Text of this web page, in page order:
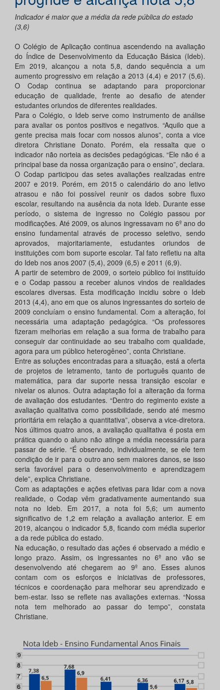
Indicador é maior que a média da rede pública do estado
(3,6)
O Colégio de Aplicação continua ascendendo na avaliação
do Índice de Desenvolvimento da Educação Básica (Ideb).
Em 2019, alcançou a nota 5,8, dando sequência a um
aumento progressivo em relação a 2013 (4,4) e 2017 (5,6).
O Codap continua se adaptando para proporcionar
educação de qualidade, frente ao desafio de atender
estudantes oriundos de diferentes realidades.
Para o Colégio, o Ideb serve como instrumento de análise
para avaliar os pontos positivos e negativos. “Aquilo que a
gente precisa mais focar com nossos alunos”, conta a vice
diretora Christiane Donato. Porém, ela ressalta que o
indicador não norteia as decisões pedagógicas. “Ele não é a
principal base da nossa organização para o ensino”, declara.
O Codap participou das setes avaliações realizadas entre
2007 e 2019. Porém, em 2015 o calendário do ano letivo
atrasou e não foi possível reunir os dados sobre fluxo
escolar, resultando na ausência da nota Ideb. Durante esse
período, o sistema de ingresso no Colégio passou por
modificações. Até 2009, os alunos ingressavam no 6º ano do
ensino fundamental através de processo seletivo, sendo
aprovados, majoritariamente, estudantes oriundos de
instituições com bom suporte escolar. Tal fato refletiu na alta
do Ideb nos anos 2007 (5,4), 2009 (6,5) e 2011 (6,9).
A partir de setembro de 2009, o sorteio público foi instituído
e o Codap passou a receber alunos vindos de realidades
escolares diversas. Esta modificação incidiu sobre o Ideb
2013 (4,4), ano em que os alunos ingressantes do sorteio de
2009 concluíam o ensino fundamental. Com a alteração, foi
necessária uma adaptação pedagógica. “Os professores
fizeram melhorias em relação a sua forma de trabalho para
conseguir dar continuidade ao seu trabalho com qualidade,
agora para um público heterogêneo”, conta Christiane.
Entre as soluções encontradas para a situação, está a oferta
de projetos de letramento, tanto de português quanto de
matemática, para dar suporte nessa transição escolar e
nivelar os alunos. Outra adaptação foi a alteração da forma
de avaliação dos estudantes. “Dentro do regimento existe a
avaliação qualitativa como possibilidade, sendo até mesmo
prioritária em relação a quantitativa”, observa a vice-diretora.
Nos últimos quatro anos, a avaliação qualitativa é posta em
prática quando o aluno não atinge a média necessária para
passar de série. “É observado, individualmente, se ele tem
condição de ir para o outro ano sem maiores danos, se isso
seria favorável para o desenvolvimento e aprendizagem
dele”, explica Christiane.
Com as adaptações e ações efetivas para lidar com a nova
realidade, o Codap vêm gradativamente aumentando sua
nota no Ideb. Em 2017, a nota foi 5,6; um aumento
significativo de 1,2 em relação a avaliação anterior. E em
2019, alcançou o indicador 5,8, ficando com média superior
a da rede pública do estado.
Na educação, o resultado das ações é observado a médio e
longo prazo. Assim, os ingressantes no 6º ano vão se
desenvolvendo até chegarem ao 9º ano. Esses alunos
contam com os esforços e iniciativas de professores,
técnicos e coordenação para melhorar seu aprendizado e
bem-estar. Isso se reflete nas avaliações externas. “Nossa
nota tem melhorado ao passar do tempo”, constata
Christiane.